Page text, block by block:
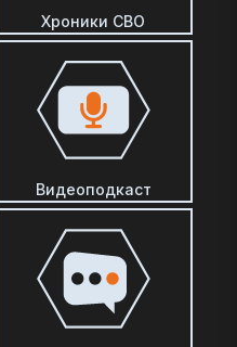
Хроники СВО
Видеоподкаст